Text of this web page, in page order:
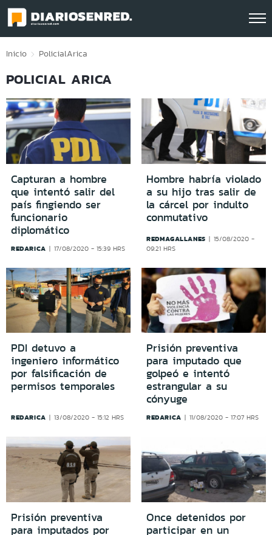
Click acá para ir directamente al contenido
Inicio PolicialArica
POLICIAL ARICA
Capturan a hombre
que intentó salir del
país fingiendo ser
funcionario
diplomático
REDARICA 17/08/2020 - 15:39 HRS
Hombre habría violado
a su hijo tras salir de
la cárcel por indulto
conmutativo
REDMAGALLANES
15/08/2020 -
09:21 HRS
PDI detuvo a
ingeniero informático
por falsificación de
permisos temporales
REDARICA 13/08/2020 - 15:12 HRS
Prisión preventiva
para imputado que
golpeó e intentó
estrangular a su
cónyuge
REDARICA 11/08/2020 - 17:07 HRS
Prisión preventiva
para imputados por
Once detenidos por
participar en un